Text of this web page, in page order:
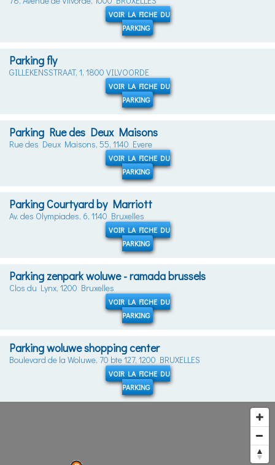
VOIR LA FICHE DU
PARKING
Parking fly
GILLEKENSSTRAAT, 1, 1800 VILVOORDE
VOIR LA FICHE DU
PARKING
Parking Rue des Deux Maisons
Rue des Deux Maisons, 55, 1140 Evere
VOIR LA FICHE DU
PARKING
Parking Courtyard by Marriott
Av. des Olympiades, 6, 1140 Bruxelles
VOIR LA FICHE DU
PARKING
Parking zenpark woluwe - ramada brussels
Clos du Lynx, 1200 Bruxelles
VOIR LA FICHE DU
PARKING
Parking woluwe shopping center
Boulevard de la Woluwe, 70 bte 127, 1200 BRUXELLES
VOIR LA FICHE DU
PARKING